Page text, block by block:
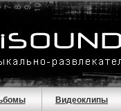
Видеоклипы